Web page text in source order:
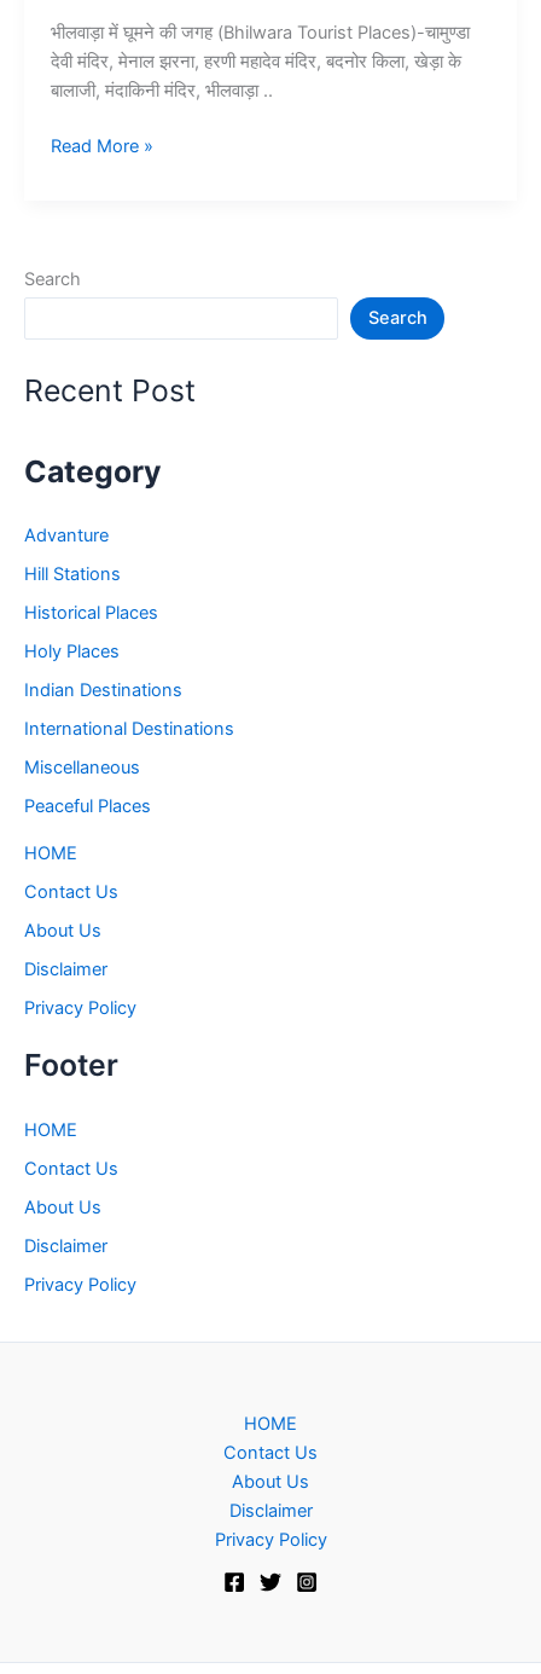
भीलवाड़ा में घूमने की जगह (Bhilwara Tourist Places)-चामुण्डा
देवी मंदिर, मेनाल झरना, हरणी महादेव मंदिर, बदनोर किला, खेड़ा के
बालाजी, मंदाकिनी मंदिर, भीलवाड़ा ..
10+
जगह
Places
Read More »
Search
Search
Recent Post
Category
Advanture
Hill Stations
Historical Places
Holy Places
Indian Destinations
International Destinations
Miscellaneous
Peaceful Places
HOME
Contact Us
About Us
Disclaimer
Privacy Policy
Footer
HOME
Contact Us
About Us
Disclaimer
Privacy Policy
HOME
Contact Us
About Us
Disclaimer
Privacy Policy